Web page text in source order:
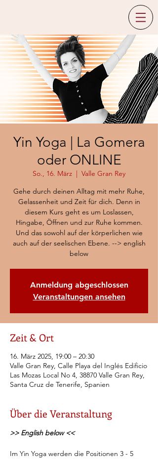
Yin Yoga | La Gomera
oder ONLINE
So., 16. März
  |
Valle Gran Rey
Gehe durch deinen Alltag mit mehr Ruhe,
Gelassenheit und Zeit für dich. Denn in
diesem Kurs geht es um Loslassen,
Hingabe, Öffnen und zur Ruhe kommen.
Und das sowohl auf der körperlichen wie
auch auf der seelischen Ebene. --> english
below
Anmeldung abgeschlossen
Veranstaltungen ansehen
Zeit & Ort
16. März 2025, 19:00 – 20:30
Valle Gran Rey, Calle Playa del Inglés Edificio
Las Mozas Local No 4, 38870 Valle Gran Rey,
Santa Cruz de Tenerife, Spanien
Über die Veranstaltung
>> English below <<
Im Yin Yoga werden die Positionen 3 - 5